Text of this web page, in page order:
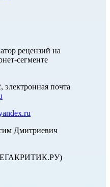
рецензий на
сегменте
электронная почта
Дмитриевич